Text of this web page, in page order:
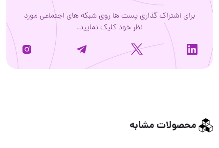
برای اشتراک گذاری پست ها روی شبکه های اجتماعی مورد
نظر خود کلیک نمایید.
محصولات مشابه